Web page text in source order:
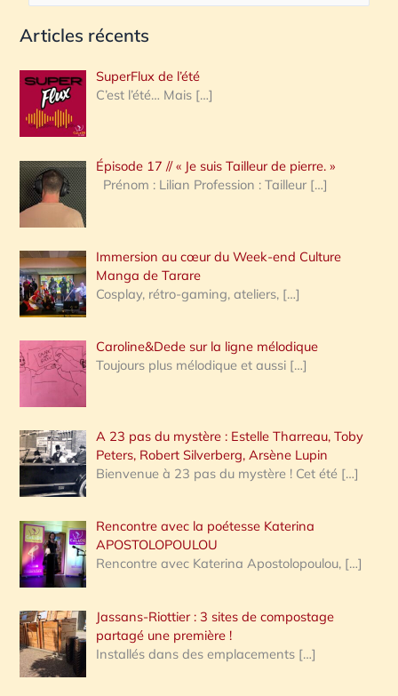
c
e
r
c
h
e
:
Articles récents
SuperFlux de l’été
C’est l’été… Mais […]
Épisode 17 // « Je suis Tailleur de pierre. »
Prénom : Lilian Profession : Tailleur […]
Immersion au cœur du Week-end Culture
Manga de Tarare
Cosplay, rétro-gaming, ateliers, […]
Caroline&Dede sur la ligne mélodique
Toujours plus mélodique et aussi […]
A 23 pas du mystère : Estelle Tharreau, Toby
Peters, Robert Silverberg, Arsène Lupin
Bienvenue à 23 pas du mystère ! Cet été […]
Rencontre avec la poétesse Katerina
APOSTOLOPOULOU
Rencontre avec Katerina Apostolopoulou, […]
Jassans-Riottier : 3 sites de compostage
partagé une première !
Installés dans des emplacements […]